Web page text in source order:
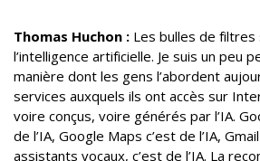
Thomas Huchon : Les bulles de
l’intelligence artificielle. Je suis un peu
manière dont les gens l’abordent
services auxquels ils ont accès sur
voire conçus, voire générés par l’IA.
de l’IA, Google Maps c’est de l’IA,
assistants vocaux, c’est de l’IA. La